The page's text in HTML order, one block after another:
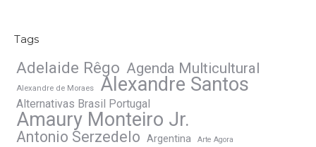
Tags
Adelaide Rêgo Agenda Multicultural
Alexandre de Moraes Alexandre Santos
Alternativas Brasil Portugal
Amaury Monteiro Jr.
Antonio Serzedelo Argentina Arte Agora